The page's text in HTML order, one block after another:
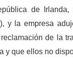
de
y la empresa
de la
y que ellos no